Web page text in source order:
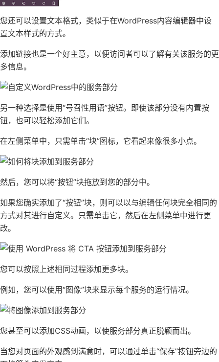
您还可以设置文本格式，类似于在WordPress内容编辑器中设
置文本样式的方式。
添加链接也是一个好主意，以便访问者可以了解有关该服务的更
多信息。
另一种选择是使用“号召性用语”按钮。即使该部分没有内置按
钮，也可以轻松添加它们。
在左侧菜单中，只需单击“块”图标，它看起来像很多小点。
然后，您可以将“按钮”块拖放到您的部分中。
如果您确实添加了“按钮”块，则可以以与编辑任何块完全相同的
方式对其进行自定义。只需单击它，然后在左侧菜单中进行更
改。
您可以按照上述相同过程添加更多块。
例如，您可以使用“图像”块来显示每个服务的运行情况。
您甚至可以添加CSS动画，以使服务部分真正脱颖而出。
当您对页面的外观感到满意时，可以通过单击“保存”按钮旁边的